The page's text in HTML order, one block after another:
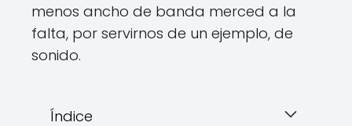
menos ancho de banda merced a la
falta, por servirnos de un ejemplo, de
sonido.
Índice